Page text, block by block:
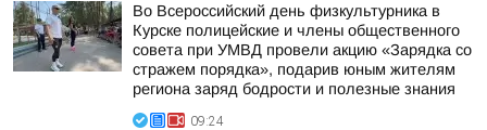
Во Всероссийский день физкультурника в
Курске полицейские и члены общественного
совета при УМВД провели акцию «Зарядка со
стражем порядка», подарив юным жителям
региона заряд бодрости и полезные знания
09:24